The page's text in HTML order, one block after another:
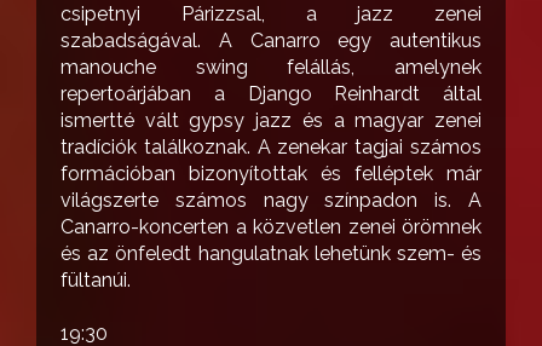
csipetnyi Párizzsal, a jazz zenei
szabadságával. A Canarro egy autentikus
manouche swing felállás, amelynek
repertoárjában a Django Reinhardt által
ismertté vált gypsy jazz és a magyar zenei
tradíciók találkoznak. A zenekar tagjai számos
formációban bizonyítottak és felléptek már
világszerte számos nagy színpadon is. A
Canarro-koncerten a közvetlen zenei örömnek
és az önfeledt hangulatnak lehetünk szem- és
fültanúi.
19:30